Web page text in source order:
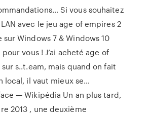
Si vous souhaitez
avec le jeu age of empires 2
Windows 7 & Windows 10
vous ! J’ai acheté age of
s..t.eam, mais quand on fait
local, il vaut mieux se…
— Wikipédia Un an plus tard,
2013 , une deuxième